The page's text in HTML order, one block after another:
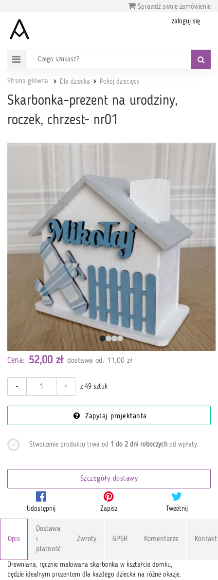
Sprawdź swoje zamówienie
zaloguj się
Strona główna Dla dziecka Pokój dziecięcy
Skarbonka-prezent na urodziny,
roczek, chrzest- nr01
Cena: 52,00 zł dostawa od: 11,00 zł
- + z 49 sztuk
Zapytaj projektanta
Stworzenie produktu trwa od 1 do 2 dni roboczych od wpłaty.
Szczegóły dostawy
Udostępnij Zapisz Tweetnij
Opis
Dostawa
i
płatność
Zwroty GPSR Komentarze Kontakt
Drewniana, ręcznie malowana skarbonka w kształcie domku,
będzie idealnym prezentem dla każdego dziecka na różne okazje.